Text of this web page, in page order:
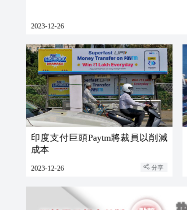
2023-12-26
印度支付巨頭Paytm將裁員以削減
成本
2023-12-26 分享